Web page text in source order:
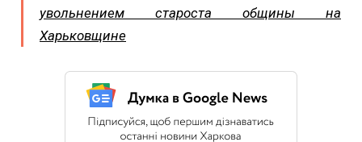
увольнением староста общины на
Харьковщине